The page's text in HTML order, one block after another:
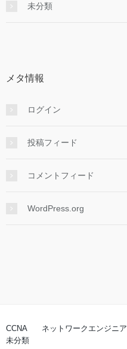
未分類
メタ情報
ログイン
投稿フィード
コメントフィード
WordPress.org
CCNA ネットワークエンジニア
未分類